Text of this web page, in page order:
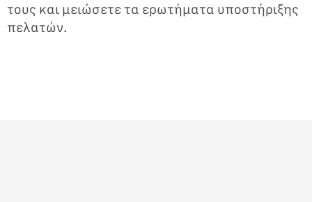
τους και μειώσετε τα ερωτήματα υποστήριξης
πελατών.